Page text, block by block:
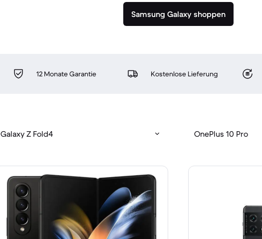
Samsung Galaxy shoppen
12 Monate Garantie Kostenlose Lieferung
Galaxy Z Fold4 OnePlus 10 Pro